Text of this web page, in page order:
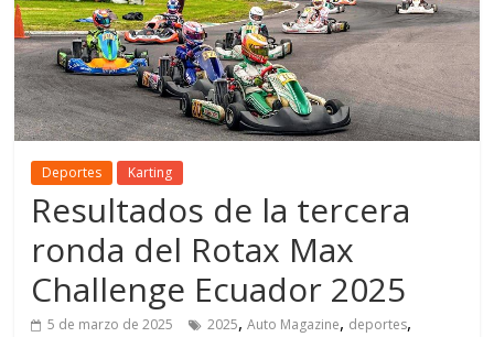
Deportes Karting
Resultados de la tercera
ronda del Rotax Max
Challenge Ecuador 2025
5 de marzo de 2025 2025,Auto Magazine, deportes,